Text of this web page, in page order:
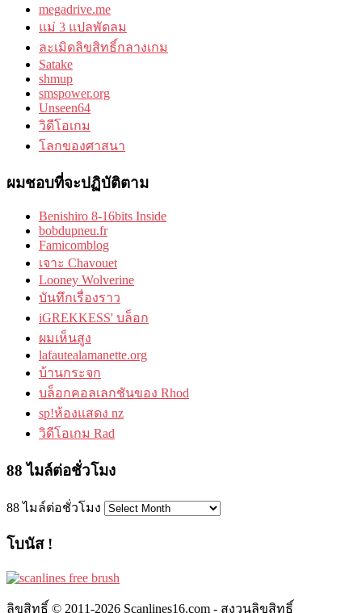
megadrive.me
แม่ 3 แปลพัดลม
ละเมิดลิขสิทธิ์กลางเกม
Satake
shmup
smspower.org
Unseen64
วิดีโอเกม
โลกของศาสนา
ผมชอบที่จะปฏิบัติตาม
Benishiro 8-16bits Inside
bobdupneu.fr
Famicomblog
เจาะ Chavouet
Looney Wolverine
บันทึกเรื่องราว
iGREKKESS' บล็อก
ผมเห็นสูง
lafautealamanette.org
บ้านกระจก
บล็อกคอลเลกชันของ Rhod
sp!ห้องแสดง nz
วิดีโอเกม Rad
88 ไมล์ต่อชั่วโมง
88 ไมล์ต่อชั่วโมง
โบนัส !
ลิขสิทธิ์ © 2011-2026 Scanlines16.com - สงวนลิขสิทธิ์